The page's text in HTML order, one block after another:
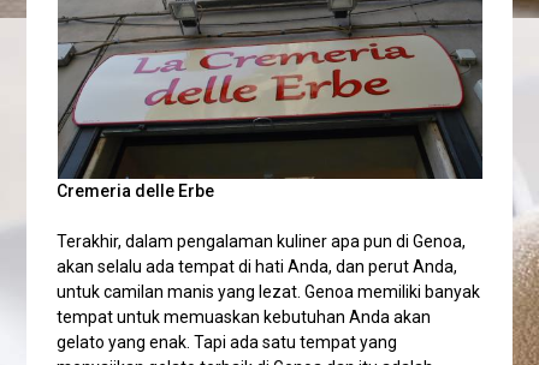
Cremeria delle Erbe
Terakhir, dalam pengalaman kuliner apa pun di Genoa,
akan selalu ada tempat di hati Anda, dan perut Anda,
untuk camilan manis yang lezat. Genoa memiliki banyak
tempat untuk memuaskan kebutuhan Anda akan
gelato yang enak. Tapi ada satu tempat yang